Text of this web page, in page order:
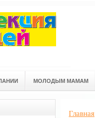
МОЛОДЫМ МАМАМ
Главная